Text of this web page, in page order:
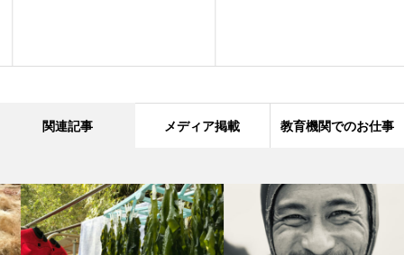
関連記事 メディア掲載 教育機関でのお仕事